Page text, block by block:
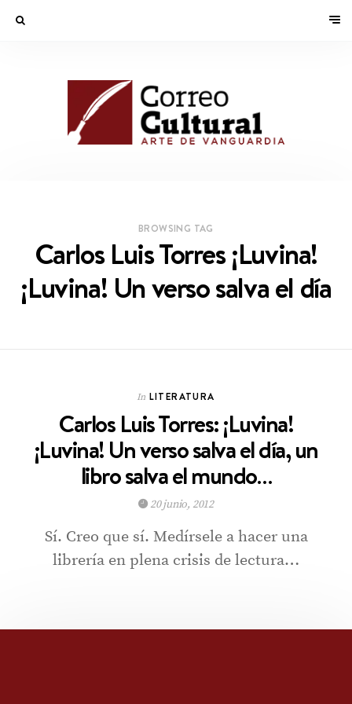
BROWSING TAG
Carlos Luis Torres ¡Luvina!
¡Luvina! Un verso salva el día
In LITERATURA
Carlos Luis Torres: ¡Luvina!
¡Luvina! Un verso salva el día, un
libro salva el mundo…
20 junio, 2012
Sí. Creo que sí. Medírsele a hacer una
librería en plena crisis de lectura…